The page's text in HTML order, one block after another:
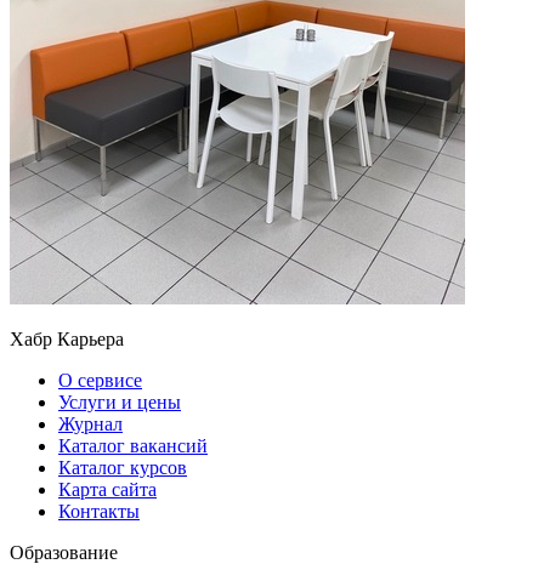
Хабр Карьера
О сервисе
Услуги и цены
Журнал
Каталог вакансий
Каталог курсов
Карта сайта
Контакты
Образование